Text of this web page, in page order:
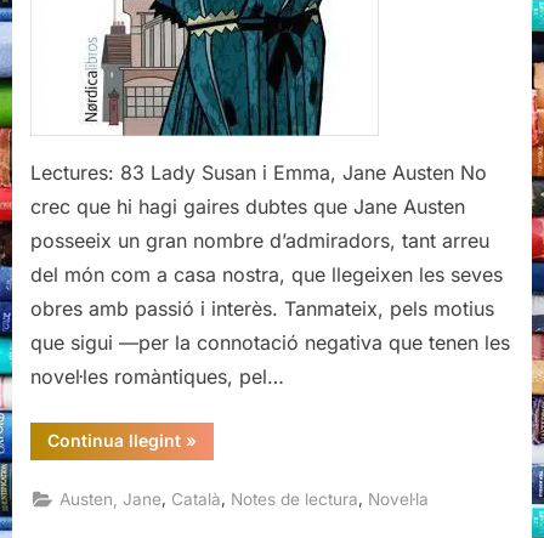
Lectures: 83 Lady Susan i Emma, Jane Austen No
crec que hi hagi gaires dubtes que Jane Austen
posseeix un gran nombre d’admiradors, tant arreu
del món com a casa nostra, que llegeixen les seves
obres amb passió i interès. Tanmateix, pels motius
que sigui —per la connotació negativa que tenen les
novel·les romàntiques, pel…
Continua llegint“Lady
Susan
Emma,
Jane
»
Austen, Jane, Català, Notes de lectura, Novel·la